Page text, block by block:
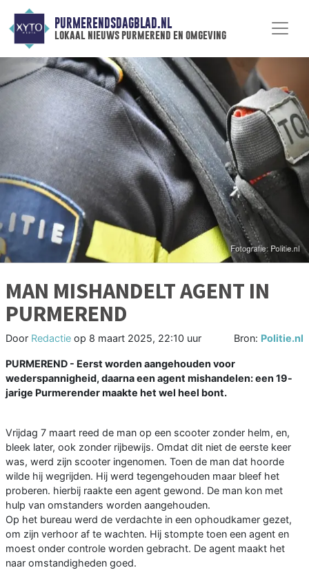
PURMERENDSDAGBLAD.NL
lokaal nieuws purmerend en omgeving
MAN MISHANDELT AGENT IN
PURMEREND
Door Redactie op 8 maart 2025, 22:10 uur Bron: Politie.nl
PURMEREND - Eerst worden aangehouden voor
wederspannigheid, daarna een agent mishandelen: een 19-
jarige Purmerender maakte het wel heel bont.
Vrijdag 7 maart reed de man op een scooter zonder helm, en,
bleek later, ook zonder rijbewijs. Omdat dit niet de eerste keer
was, werd zijn scooter ingenomen. Toen de man dat hoorde
wilde hij wegrijden. Hij werd tegengehouden maar bleef het
proberen. hierbij raakte een agent gewond. De man kon met
hulp van omstanders worden aangehouden.
Op het bureau werd de verdachte in een ophoudkamer gezet,
om zijn verhoor af te wachten. Hij stompte toen een agent en
moest onder controle worden gebracht. De agent maakt het
naar omstandigheden goed.